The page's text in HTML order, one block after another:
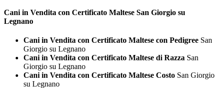
Cani in Vendita con Certificato Maltese San Giorgio su
Legnano
Cani in Vendita con Certificato Maltese con Pedigree San
Giorgio su Legnano
Cani in Vendita con Certificato Maltese di Razza San
Giorgio su Legnano
Cani in Vendita con Certificato Maltese Costo San Giorgio
su Legnano